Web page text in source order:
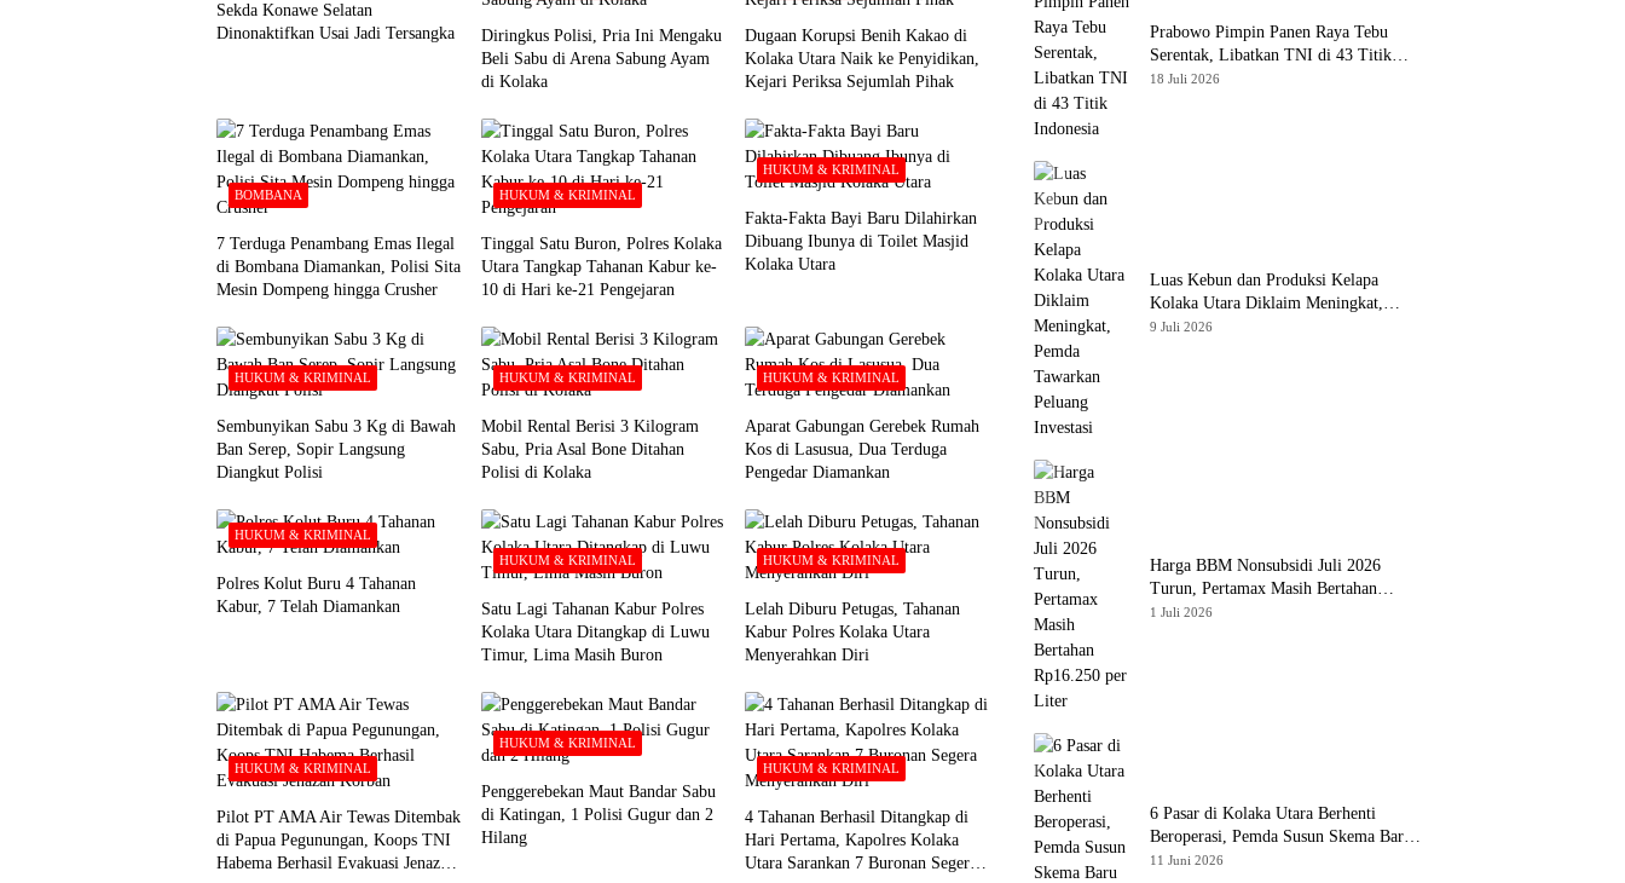
Sekda Konawe Selatan
Dinonaktifkan Usai Jadi Tersangka
Diringkus Polisi, Pria Ini Mengaku
Beli Sabu di Arena Sabung Ayam
di Kolaka
Dugaan Korupsi Benih Kakao di
Kolaka Utara Naik ke Penyidikan,
Kejari Periksa Sejumlah Pihak
BOMBANA
7 Terduga Penambang Emas Ilegal
di Bombana Diamankan, Polisi Sita
Mesin Dompeng hingga Crusher
HUKUM & KRIMINAL
Tinggal Satu Buron, Polres Kolaka
Utara Tangkap Tahanan Kabur ke-
10 di Hari ke-21 Pengejaran
HUKUM & KRIMINAL
Fakta-Fakta Bayi Baru Dilahirkan
Dibuang Ibunya di Toilet Masjid
Kolaka Utara
HUKUM & KRIMINAL
Sembunyikan Sabu 3 Kg di Bawah
Ban Serep, Sopir Langsung
Diangkut Polisi
HUKUM & KRIMINAL
Mobil Rental Berisi 3 Kilogram
Sabu, Pria Asal Bone Ditahan
Polisi di Kolaka
HUKUM & KRIMINAL
Aparat Gabungan Gerebek Rumah
Kos di Lasusua, Dua Terduga
Pengedar Diamankan
HUKUM & KRIMINAL
Polres Kolut Buru 4 Tahanan
Kabur, 7 Telah Diamankan
HUKUM & KRIMINAL
Satu Lagi Tahanan Kabur Polres
Kolaka Utara Ditangkap di Luwu
Timur, Lima Masih Buron
HUKUM & KRIMINAL
Lelah Diburu Petugas, Tahanan
Kabur Polres Kolaka Utara
Menyerahkan Diri
HUKUM & KRIMINAL
Pilot PT AMA Air Tewas Ditembak
di Papua Pegunungan, Koops TNI
Habema Berhasil Evakuasi Jenazah
HUKUM & KRIMINAL
Penggerebekan Maut Bandar Sabu
di Katingan, 1 Polisi Gugur dan 2
Hilang
HUKUM & KRIMINAL
4 Tahanan Berhasil Ditangkap di
Hari Pertama, Kapolres Kolaka
Utara Sarankan 7 Buronan Segera
Prabowo Pimpin Panen Raya Tebu
Serentak, Libatkan TNI di 43 Titik
Indonesia
18 Juli 2026
Luas Kebun dan Produksi Kelapa
Kolaka Utara Diklaim Meningkat,
Pemda Tawarkan Peluang Investasi
9 Juli 2026
Harga BBM Nonsubsidi Juli 2026
Turun, Pertamax Masih Bertahan
Rp16.250 per Liter
1 Juli 2026
6 Pasar di Kolaka Utara Berhenti
Beroperasi, Pemda Susun Skema Baru
Pulihkan Perdagangan
11 Juni 2026